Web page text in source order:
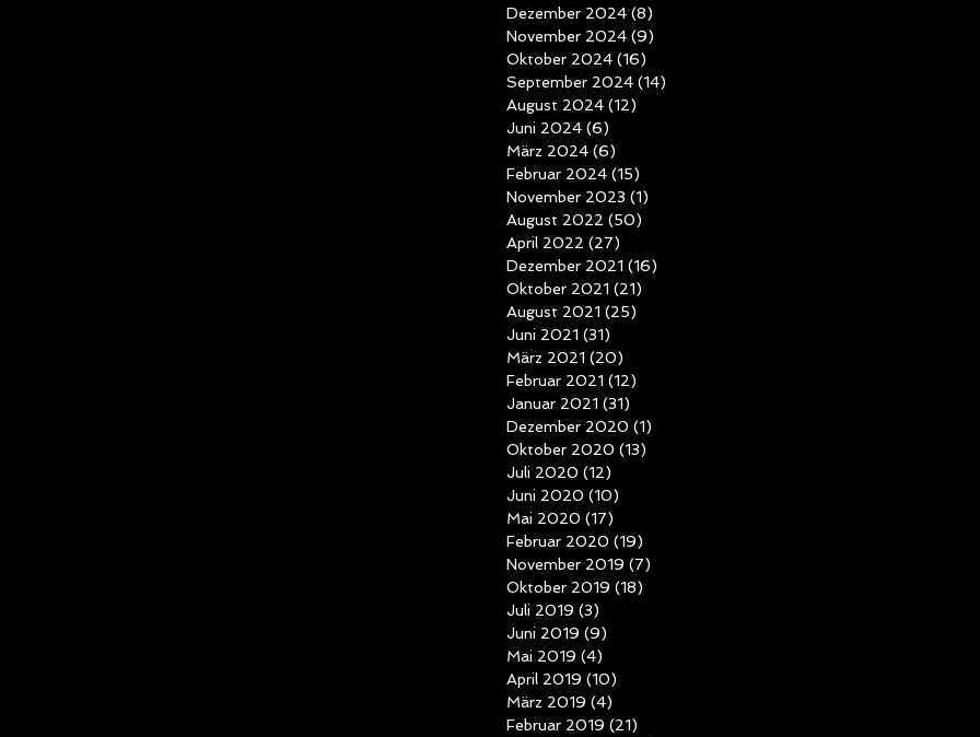
Dezember 2024 (8)
November 2024 (9)
Oktober 2024 (16)
September 2024 (14)
August 2024 (12)
Juni 2024 (6)
März 2024 (6)
Februar 2024 (15)
November 2023 (1)
August 2022 (50)
April 2022 (27)
Dezember 2021 (16)
Oktober 2021 (21)
August 2021 (25)
Juni 2021 (31)
März 2021 (20)
Februar 2021 (12)
Januar 2021 (31)
Dezember 2020 (1)
Oktober 2020 (13)
Juli 2020 (12)
Juni 2020 (10)
Mai 2020 (17)
Februar 2020 (19)
November 2019 (7)
Oktober 2019 (18)
Juli 2019 (3)
Juni 2019 (9)
Mai 2019 (4)
April 2019 (10)
März 2019 (4)
Februar 2019 (21)